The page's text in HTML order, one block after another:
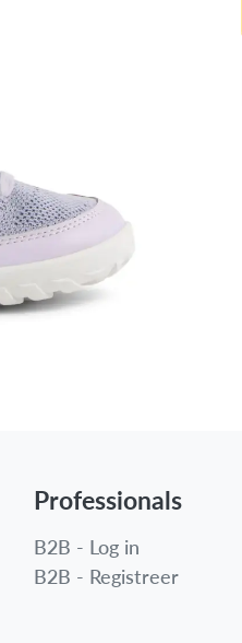
Professionals
B2B - Log in
B2B - Registreer